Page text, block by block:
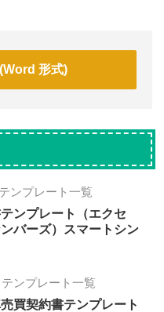
形式)
ンプレート一覧
ンプレート（エクセ
バーズ）スマートシン
ンプレート一覧
買契約書テンプレート